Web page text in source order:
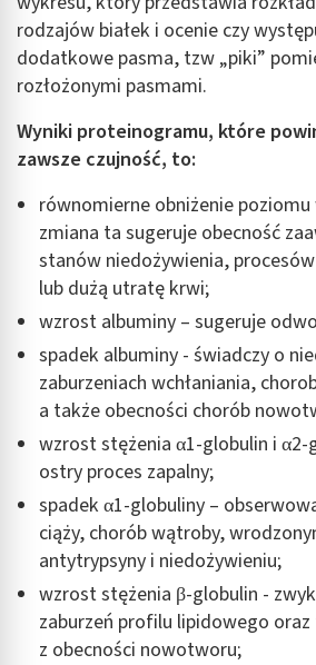
rodzajów białek i ocenie czy
dodatkowe pasma, tzw „piki”
rozłożonymi pasmami.
Wyniki proteinogramu, które
zawsze czujność, to:
równomierne obniżenie poziomu
zmiana ta sugeruje obecność
stanów niedożywienia,
lub dużą utratę krwi;
wzrost albuminy – sugeruje
spadek albuminy - świadczy o
zaburzeniach wchłaniania,
a także obecności chorób
wzrost stężenia α1-globulin i α2-
ostry proces zapalny;
spadek α1-globuliny –
ciąży, chorób wątroby,
antytrypsyny i niedożywieniu;
wzrost stężenia β-globulin -
zaburzeń profilu lipidowego
z obecności nowotworu;